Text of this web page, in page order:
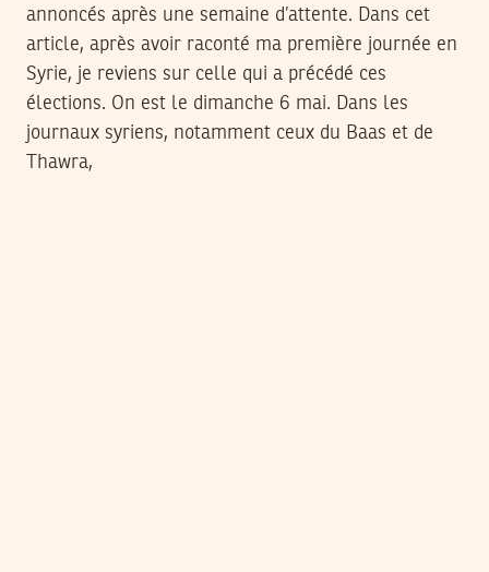
annoncés après une semaine d’attente. Dans cet
article, après avoir raconté ma première journée en
Syrie, je reviens sur celle qui a précédé ces
élections. On est le dimanche 6 mai. Dans les
journaux syriens, notamment ceux du Baas et de
Thawra,